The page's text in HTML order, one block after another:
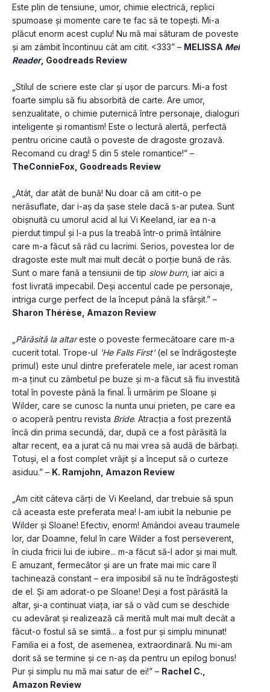
Este plin de tensiune, umor, chimie electrică, replici
spumoase și momente care te fac să te topești. Mi-a
plăcut enorm acest cuplu! Nu mă mai săturam de poveste
și am zâmbit încontinuu cât am citit. <333” – MELISSA Mel
Reader, Goodreads Review
„Stilul de scriere este clar și ușor de parcurs. Mi-a fost
foarte simplu să fiu absorbită de carte. Are umor,
senzualitate, o chimie puternică între personaje, dialoguri
inteligente și romantism! Este o lectură alertă, perfectă
pentru oricine caută o poveste de dragoste grozavă.
TheConnieFox, Goodreads Review
„Atât, dar atât de bună! Nu doar că am citit-o pe
nerăsuflate, dar i-aș da șase stele dacă s-ar putea. Sunt
obișnuită cu umorul acid al lui Vi Keeland, iar ea n-a
pierdut timpul și l-a pus la treabă într-o primă întâlnire
care m-a făcut să râd cu lacrimi. Serios, povestea lor de
dragoste este mult mai mult decât o porție bună de râs.
Sunt o mare fană a tensiunii de tip slow burn, iar aici a
fost livrată impecabil. Deși accentul cade pe personaje,
Sharon Thérèse, Amazon Review
Părăsită la altar este o poveste fermecătoare care m-a
cucerit total. Trope-ul 'He Falls First' (el se îndrăgostește
primul) este unul dintre preferatele mele, iar acest roman
m-a ținut cu zâmbetul pe buze și m-a făcut să fiu investită
total în poveste până la final. Îi urmărim pe Sloane și
Wilder, care se cunosc la nunta unui prieten, pe care ea
o acoperă pentru revista Bride. Atracția a fost prezentă
încă din prima secundă, dar, după ce a fost părăsită la
altar recent, ea a jurat că nu mai vrea să audă de bărbați.
Totuși, el a fost complet vrăjit și a început să o curteze
asiduu.” – K. Ramjohn, Amazon Review
„Am citit câteva cărți de Vi Keeland, dar trebuie să spun
că aceasta este preferata mea! I-am iubit la nebunie pe
Wilder și Sloane! Efectiv, enorm! Amândoi aveau traumele
lor, dar Doamne, felul în care Wilder a fost perseverent,
în ciuda fricii lui de iubire... m-a făcut să-l ador și mai mult.
E amuzant, fermecător și are un frate mai mic care îl
tachinează constant – era imposibil să nu te îndrăgostești
de el. Și am adorat-o pe Sloane! Deși a fost părăsită la
altar, și-a continuat viața, iar să o văd cum se deschide
cu adevărat și realizează că merită mult mai mult decât a
făcut-o fostul să se simtă... a fost pur și simplu minunat!
Familia ei a fost, de asemenea, extraordinară. Nu mi-am
dorit să se termine și ce n-aș da pentru un epilog bonus!
Pur și simplu nu mă mai satur de ei!” – Rachel C.,
Amazon Review